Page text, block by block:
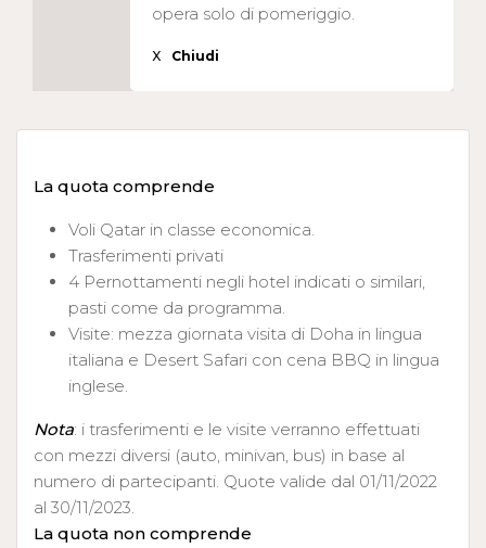
opera solo di pomeriggio.
X Chiudi
La quota comprende
Voli Qatar in classe economica.
Trasferimenti privati
4 Pernottamenti negli hotel indicati o similari,
pasti come da programma.
Visite: mezza giornata visita di Doha in lingua
italiana e Desert Safari con cena BBQ in lingua
inglese.
Nota: i trasferimenti e le visite verranno effettuati
con mezzi diversi (auto, minivan, bus) in base al
numero di partecipanti. Quote valide dal 01/11/2022
al 30/11/2023.
La quota non comprende